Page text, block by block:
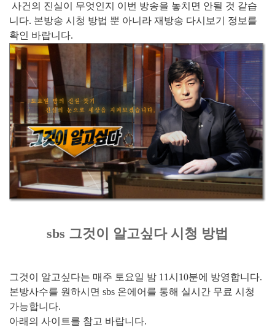
사건의 진실이 무엇인지 이번 방송을 놓치면 안될 것 같습
니다. 본방송 시청 방법 뿐 아니라 재방송 다시보기 정보를
확인 바랍니다.
sbs 그것이 알고싶다 시청 방법
그것이 알고싶다는 매주 토요일 밤 11시10분에 방영합니다.
본방사수를 원하시면 sbs 온에어를 통해 실시간 무료 시청
가능합니다.
아래의 사이트를 참고 바랍니다.